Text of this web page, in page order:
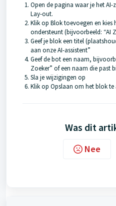
Open de pagina waar je het
Lay-out.
Klik op Blok toevoegen en
ondersteunt (bijvoorbeeld: “AI
Geef je blok een titel
aan onze AI-assistent”
Geef de bot een naam,
Zoeker” of een naam die past
Sla je wijzigingen op
Klik op Opslaan om het blok
Was dit
Nee